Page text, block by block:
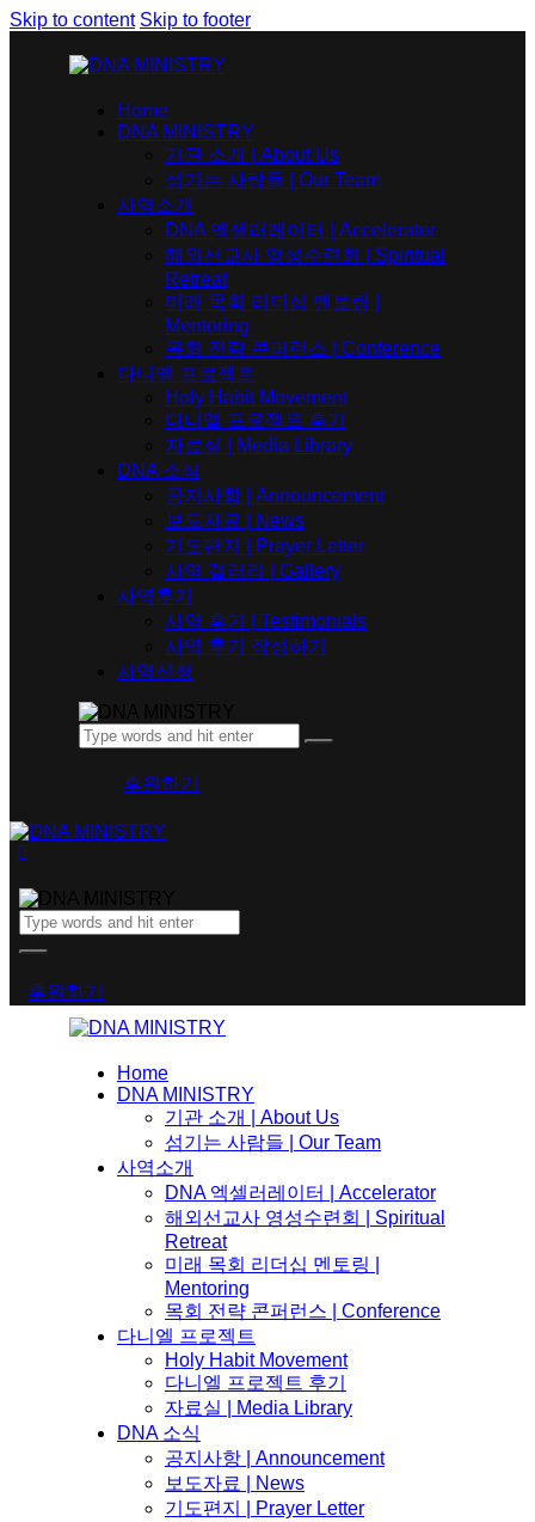
Skip to content Skip to footer
Home
DNA MINISTRY
기관 소개 | About Us
섬기는 사람들 | Our Team
사역소개
DNA 엑셀러레이터​ | Accelerator
해외선교사 영성수련회 | Spiritual
Retreat
미래 목회 리더십 멘토링 |
Mentoring
목회 전략 콘퍼런스 | Conference
다니엘 프로젝트
Holy Habit Movement
다니엘 프로젝트 후기
자료실 | Media Library
DNA 소식
공지사항 | Announcement
보도자료 | News
기도편지 | Prayer Letter
사역 갤러리 | Gallery
사역후기
사역 후기 | Testimonials
사역 후기 작성하기
사역신청
후원하기
후원하기
Home
DNA MINISTRY
기관 소개 | About Us
섬기는 사람들 | Our Team
사역소개
DNA 엑셀러레이터​ | Accelerator
해외선교사 영성수련회 | Spiritual
Retreat
미래 목회 리더십 멘토링 |
Mentoring
목회 전략 콘퍼런스 | Conference
다니엘 프로젝트
Holy Habit Movement
다니엘 프로젝트 후기
자료실 | Media Library
DNA 소식
공지사항 | Announcement
보도자료 | News
기도편지 | Prayer Letter